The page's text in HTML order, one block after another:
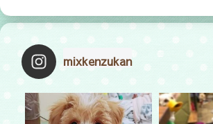
mixkenzukan